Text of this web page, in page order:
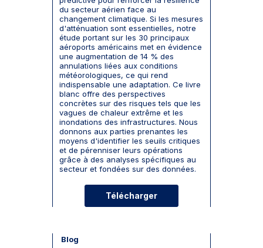
du secteur aérien face au
changement climatique. Si les mesures
d'atténuation sont essentielles, notre
étude portant sur les 30 principaux
aéroports américains met en évidence
une augmentation de 14 % des
annulations liées aux conditions
météorologiques, ce qui rend
indispensable une adaptation. Ce livre
blanc offre des perspectives
concrètes sur des risques tels que les
vagues de chaleur extrême et les
inondations des infrastructures. Nous
donnons aux parties prenantes les
moyens d'identifier les seuils critiques
et de pérenniser leurs opérations
grâce à des analyses spécifiques au
secteur et fondées sur des données.
Télécharger
Blog